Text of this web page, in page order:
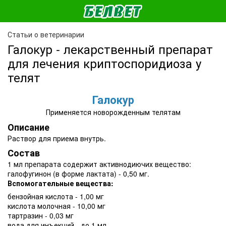
Статьи о ветеринарии
Галокур - лекарственный препарат
для лечения криптоспоридиоза у
телят
Галокур
Применяется новорожденным телятам
Описание
Раствор для приема внутрь.
Состав
1 мл препарата содержит активнодиючих вещество:
галофугинон (в форме лактата) - 0,50 мг.
Вспомогательные вещества:
бензойная кислота - 1,00 мг
кислота молочная - 10,00 мг
тартразин - 0,03 мг